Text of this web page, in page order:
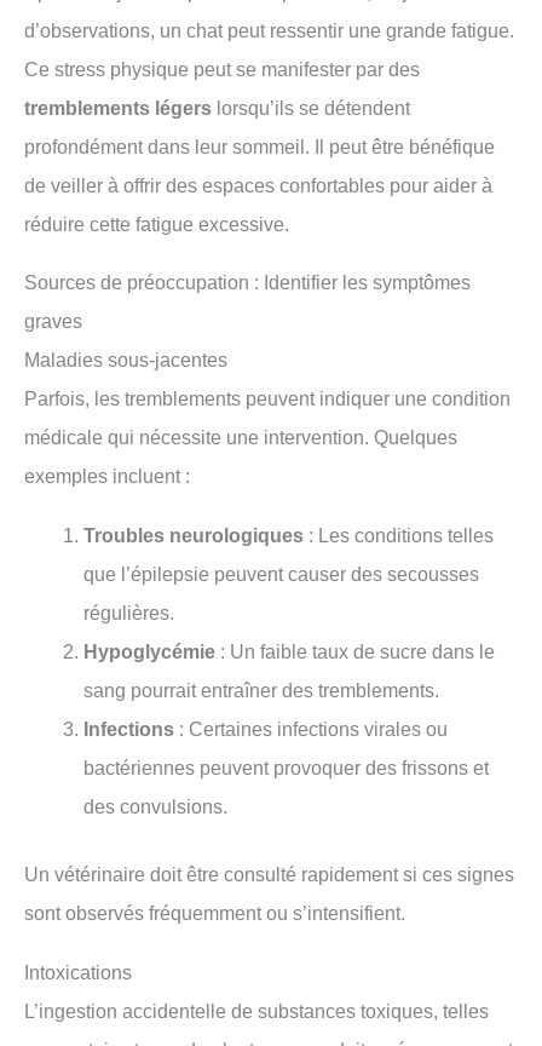
d’observations, un chat peut ressentir une grande fatigue.
Ce stress physique peut se manifester par des
tremblements légers lorsqu’ils se détendent
profondément dans leur sommeil. Il peut être bénéfique
de veiller à offrir des espaces confortables pour aider à
réduire cette fatigue excessive.
Sources de préoccupation : Identifier les symptômes
graves
Maladies sous-jacentes
Parfois, les tremblements peuvent indiquer une condition
médicale qui nécessite une intervention. Quelques
exemples incluent :
Troubles neurologiques : Les conditions telles
que l’épilepsie peuvent causer des secousses
régulières.
Hypoglycémie : Un faible taux de sucre dans le
sang pourrait entraîner des tremblements.
Infections : Certaines infections virales ou
bactériennes peuvent provoquer des frissons et
des convulsions.
Un vétérinaire doit être consulté rapidement si ces signes
sont observés fréquemment ou s’intensifient.
Intoxications
L’ingestion accidentelle de substances toxiques, telles